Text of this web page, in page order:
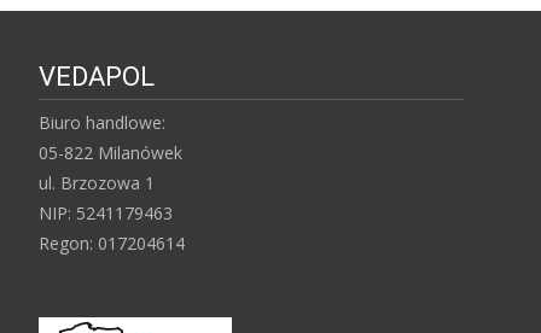
VEDAPOL
Biuro handlowe:
05-822 Milanówek
ul. Brzozowa 1
NIP: 5241179463
Regon: 017204614